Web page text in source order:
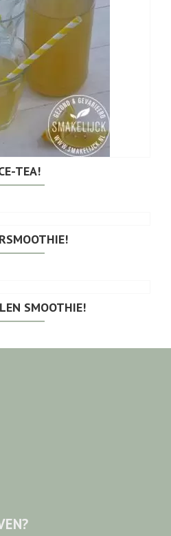
TEA!
SMOOTHIE!